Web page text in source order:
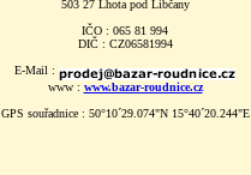
503 27 Lhota pod Libčany
IČO : 065 81 994
DIČ : CZ06581994
E-Mail :
www : www.bazar-roudnice.cz
GPS souřadnice : 50°10´29.074"N 15°40´20.244"E